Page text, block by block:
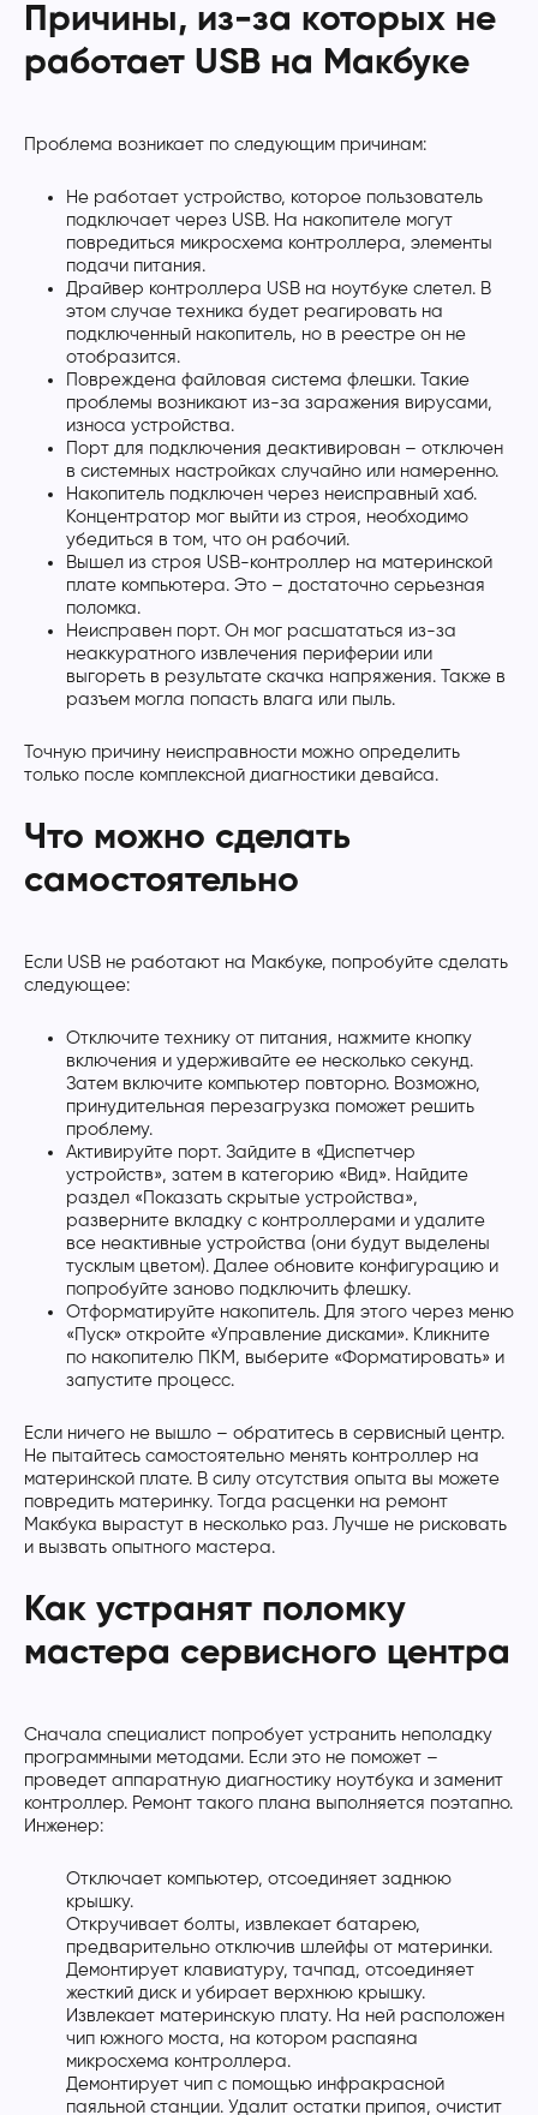
Причины, из-за которых не
работает USB на Макбуке
Проблема возникает по следующим причинам:
Не работает устройство, которое пользователь
подключает через USB. На накопителе могут
повредиться микросхема контроллера, элементы
подачи питания.
Драйвер контроллера USB на ноутбуке слетел. В
этом случае техника будет реагировать на
подключенный накопитель, но в реестре он не
отобразится.
Повреждена файловая система флешки. Такие
проблемы возникают из-за заражения вирусами,
износа устройства.
Порт для подключения деактивирован – отключен
в системных настройках случайно или намеренно.
Накопитель подключен через неисправный хаб.
Концентратор мог выйти из строя, необходимо
убедиться в том, что он рабочий.
Вышел из строя USB-контроллер на материнской
плате компьютера. Это – достаточно серьезная
поломка.
Неисправен порт. Он мог расшататься из-за
неаккуратного извлечения периферии или
выгореть в результате скачка напряжения. Также в
разъем могла попасть влага или пыль.
Точную причину неисправности можно определить
только после комплексной диагностики девайса.
Что можно сделать
самостоятельно
Если USB не работают на Макбуке, попробуйте сделать
следующее:
Отключите технику от питания, нажмите кнопку
включения и удерживайте ее несколько секунд.
Затем включите компьютер повторно. Возможно,
принудительная перезагрузка поможет решить
проблему.
Активируйте порт. Зайдите в «Диспетчер
устройств», затем в категорию «Вид». Найдите
раздел «Показать скрытые устройства»,
разверните вкладку с контроллерами и удалите
все неактивные устройства (они будут выделены
тусклым цветом). Далее обновите конфигурацию и
попробуйте заново подключить флешку.
Отформатируйте накопитель. Для этого через меню
«Пуск» откройте «Управление дисками». Кликните
по накопителю ПКМ, выберите «Форматировать» и
запустите процесс.
Если ничего не вышло – обратитесь в сервисный центр.
Не пытайтесь самостоятельно менять контроллер на
материнской плате. В силу отсутствия опыта вы можете
повредить материнку. Тогда расценки на ремонт
Макбука вырастут в несколько раз. Лучше не рисковать
и вызвать опытного мастера.
Как устранят поломку
мастера сервисного центра
Сначала специалист попробует устранить неполадку
программными методами. Если это не поможет –
проведет аппаратную диагностику ноутбука и заменит
контроллер. Ремонт такого плана выполняется поэтапно.
Инженер:
Отключает компьютер, отсоединяет заднюю
крышку.
Откручивает болты, извлекает батарею,
предварительно отключив шлейфы от материнки.
Демонтирует клавиатуру, тачпад, отсоединяет
жесткий диск и убирает верхнюю крышку.
Извлекает материнскую плату. На ней расположен
чип южного моста, на котором распаяна
микросхема контроллера.
Демонтирует чип с помощью инфракрасной
паяльной станции. Удалит остатки припоя, очистит